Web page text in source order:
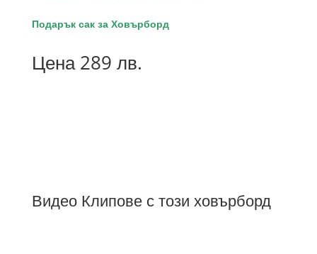
Подарък сак за Ховърборд
Цена 289 лв.
Видео Клипове с този ховърборд